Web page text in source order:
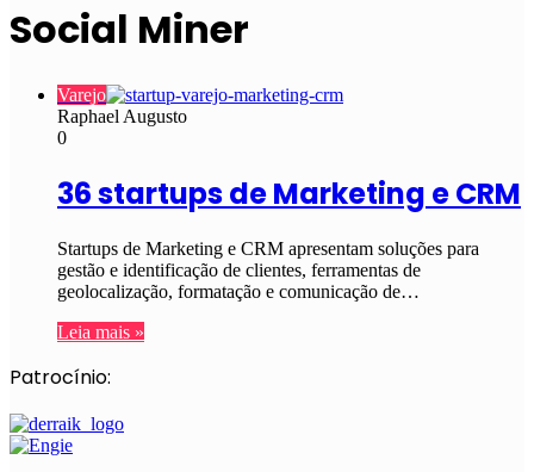
Social Miner
Varejo
Raphael Augusto
0
36 startups de Marketing e CRM
Startups de Marketing e CRM apresentam soluções para
gestão e identificação de clientes, ferramentas de
geolocalização, formatação e comunicação de…
Leia mais »
Patrocínio: